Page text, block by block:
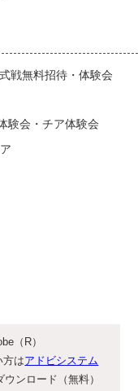
戦無料招待・体験会
験会・チア体験会
（R）
方はアドビシステム
ウンロード（無料）